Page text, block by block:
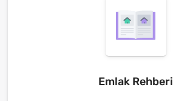
Emlak Rehberi